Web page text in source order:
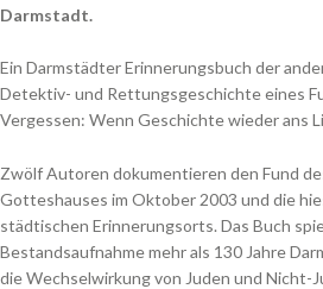
Darmstadt.
Ein Darmstädter Erinnerungsbuch der
Detektiv- und Rettungsgeschichte eines
Vergessen: Wenn Geschichte wieder ans
Zwölf Autoren dokumentieren den Fund
Gotteshauses im Oktober 2003 und die
städtischen Erinnerungsorts. Das Buch
Bestandsaufnahme mehr als 130 Jahre
die Wechselwirkung von Juden und Nicht-